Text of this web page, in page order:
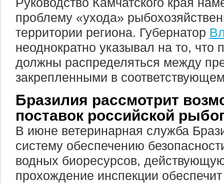
проблему «ухода»
территории региона. Губернатор
неоднократно указывал на то, что
должны распределяться между
закрепленными в
Бразилия рассмотрит
поставок российской
В июне ветеринарная служба
систему обеспечению
водных биоресурсов,
прохождение инспекции